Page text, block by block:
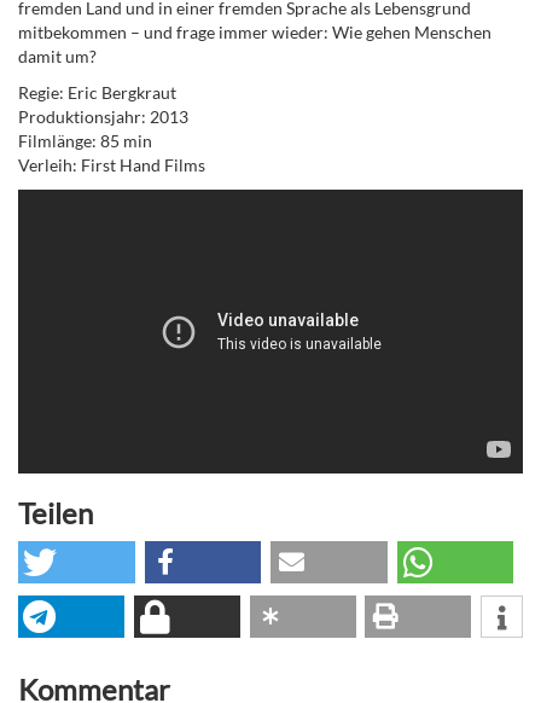
fremden Land und in einer fremden Sprache als Lebensgrund
mitbekommen – und frage immer wieder: Wie gehen Menschen
damit um?
Regie: Eric Bergkraut
Produktionsjahr: 2013
Filmlänge: 85 min
Verleih: First Hand Films
Teilen
Kommentar